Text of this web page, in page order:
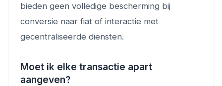
bieden geen volledige bescherming bij
conversie naar fiat of interactie met
gecentraliseerde diensten.
Moet ik elke transactie apart
aangeven?